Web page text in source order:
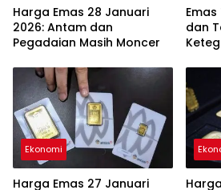
Harga Emas 28 Januari
2026: Antam dan
Pegadaian Masih Moncer
Emas
dan
Ekonomi
Harga Emas 27 Januari